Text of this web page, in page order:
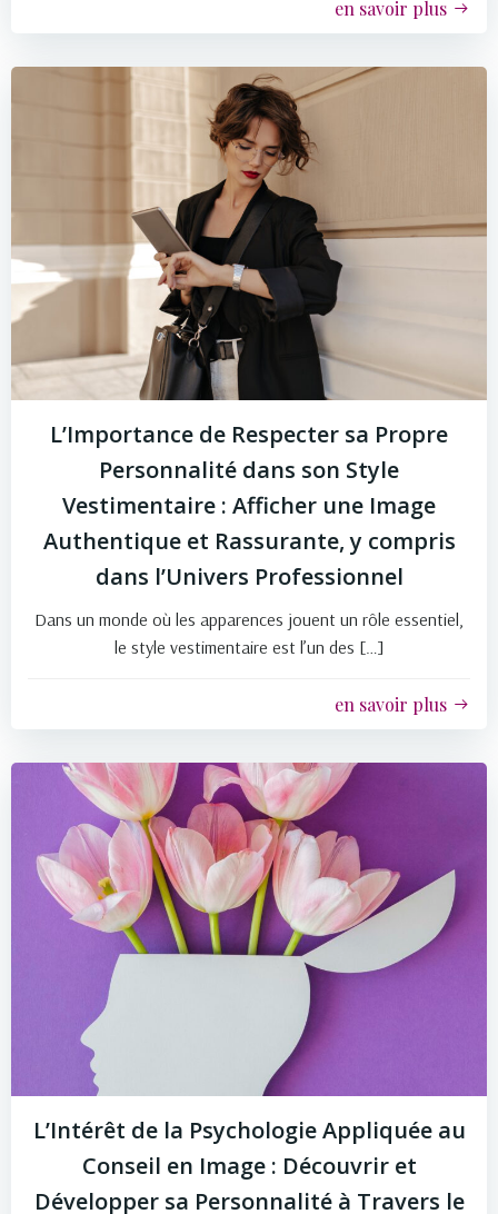
en savoir plus
L’Importance de Respecter sa Propre
Personnalité dans son Style
Vestimentaire : Afficher une Image
Authentique et Rassurante, y compris
dans l’Univers Professionnel
Dans un monde où les apparences jouent un rôle essentiel,
le style vestimentaire est l’un des […]
en savoir plus
L’Intérêt de la Psychologie Appliquée au
Conseil en Image : Découvrir et
Développer sa Personnalité à Travers le